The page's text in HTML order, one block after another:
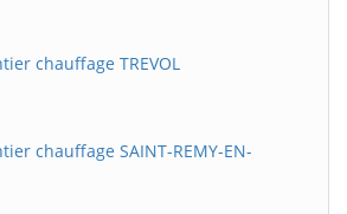
chauffage TREVOL
chauffage SAINT-REMY-EN-